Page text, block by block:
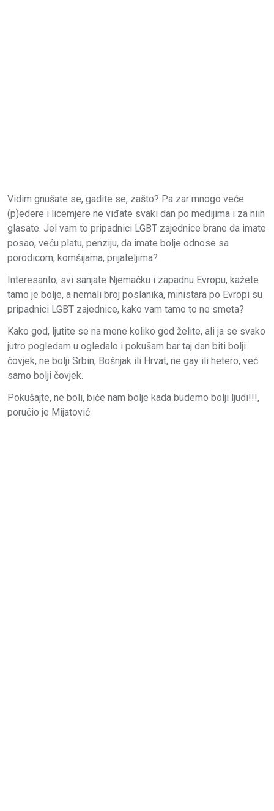
Vidim gnušate se, gadite se, zašto? Pa zar mnogo veće
(p)edere i licemjere ne viđate svaki dan po medijima i za niih
glasate. Jel vam to pripadnici LGBT zajednice brane da imate
posao, veću platu, penziju, da imate bolje odnose sa
porodicom, komšijama, prijateljima?
Interesanto, svi sanjate Njemačku i zapadnu Evropu, kažete
tamo je bolje, a nemali broj poslanika, ministara po Evropi su
pripadnici LGBT zajednice, kako vam tamo to ne smeta?
Kako god, ljutite se na mene koliko god želite, ali ja se svako
jutro pogledam u ogledalo i pokušam bar taj dan biti bolji
čovjek, ne bolji Srbin, Bošnjak ili Hrvat, ne gay ili hetero, već
samo bolji čovjek.
Pokušajte, ne boli, biće nam bolje kada budemo bolji ljudi!!!,
poručio je Mijatović.